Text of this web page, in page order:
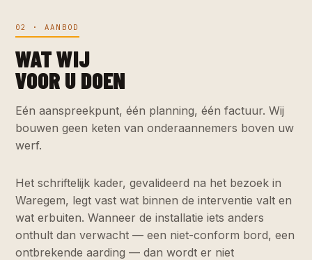
02 · AANBOD
WAT WIJ
VOOR U DOEN
Eén aanspreekpunt, één planning, één factuur. Wij
bouwen geen keten van onderaannemers boven uw
werf.
Het schriftelijk kader, gevalideerd na het bezoek in
Waregem, legt vast wat binnen de interventie valt en
wat erbuiten. Wanneer de installatie iets anders
onthult dan verwacht — een niet-conform bord, een
ontbrekende aarding — dan wordt er niet